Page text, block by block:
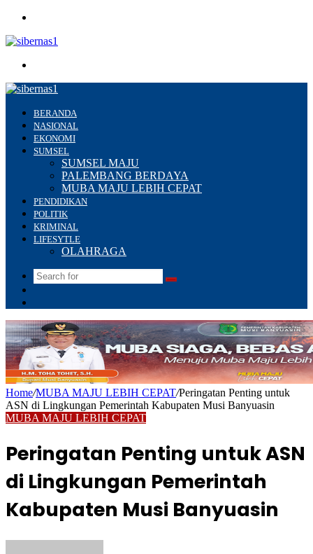
BERANDA
NASIONAL
EKONOMI
SUMSEL
SUMSEL MAJU
PALEMBANG BERDAYA
MUBA MAJU LEBIH CEPAT
PENDIDIKAN
POLITIK
KRIMINAL
LIFESYTLE
OLAHRAGA
Search
Home/MUBA MAJU LEBIH CEPAT/Peringatan Penting untuk
ASN di Lingkungan Pemerintah Kabupaten Musi Banyuasin
MUBA MAJU LEBIH CEPAT
Peringatan Penting untuk ASN
di Lingkungan Pemerintah
Kabupaten Musi Banyuasin